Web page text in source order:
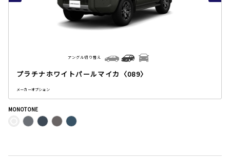
プラチナホワイトパールマイカ〈089〉
メーカーオプション
アングル切り替え
MONOTONE